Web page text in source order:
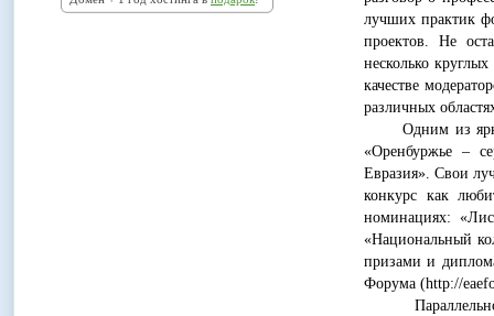
лучших практик
проектов. Не
несколько
качестве
различных
Одним из ярких
«Оренбуржье –
Евразия». Свои
конкурс как
номинациях:
«Национальный
призами и
Форума (http://
Параллельно в